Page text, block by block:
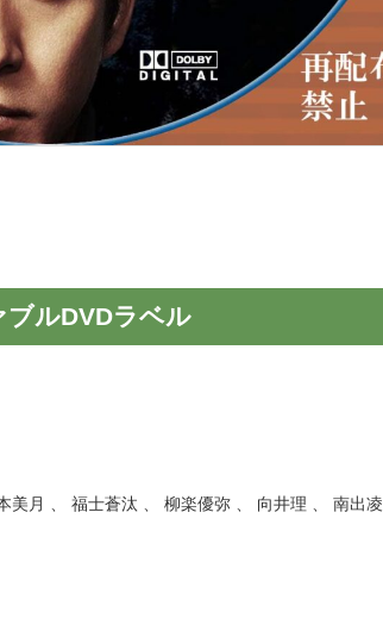
ブルDVDラベル
月 、 福士蒼汰 、 柳楽優弥 、 向井理 、 南出凌
瑞丸